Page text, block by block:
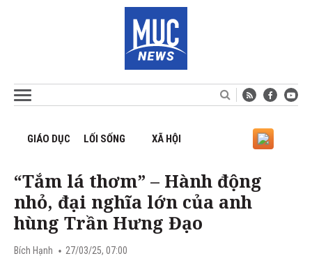
GIÁO DỤC LỐI SỐNG XÃ HỘI
“Tắm lá thơm” – Hành động
nhỏ, đại nghĩa lớn của anh
hùng Trần Hưng Đạo
Bích Hạnh 27/03/25, 07:00